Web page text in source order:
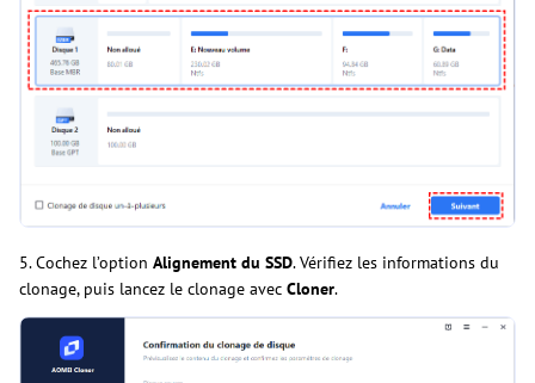
5. Cochez l’option Alignement du SSD. Vérifiez les informations du
clonage, puis lancez le clonage avec Cloner.